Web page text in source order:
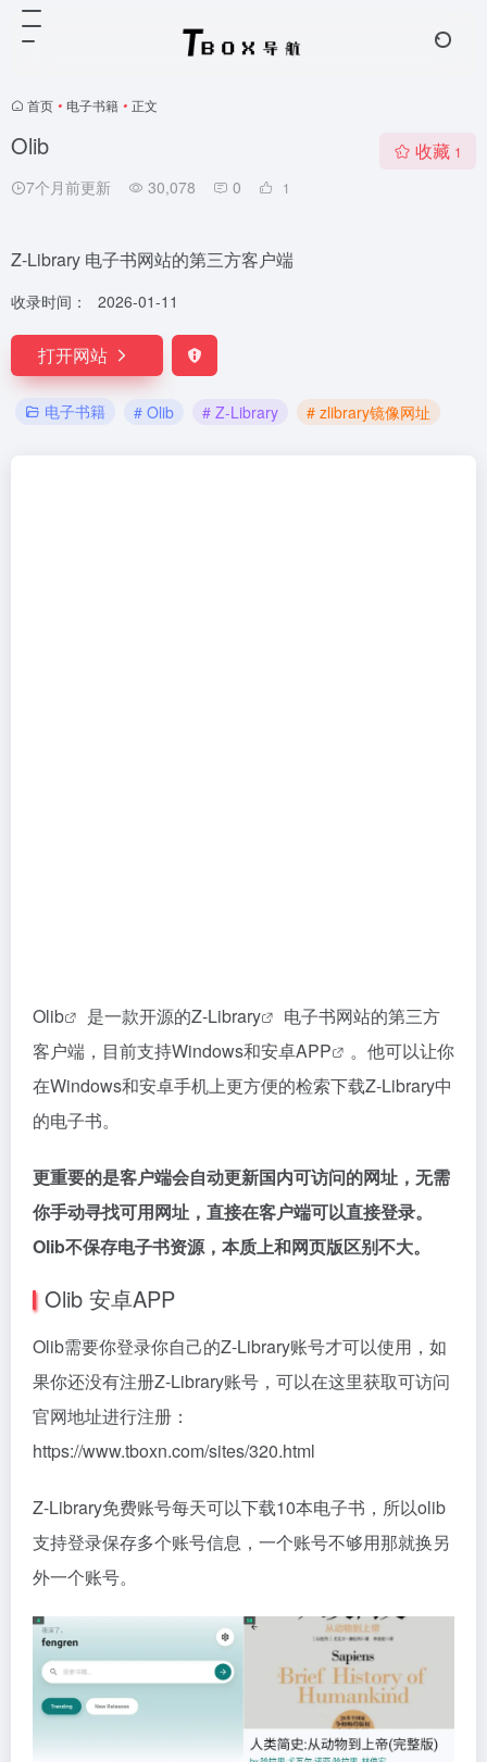
首页 • 电子书籍 • 正文
Olib
7个月前更新 30,078 0 1
收藏 1
Z-Library 电子书网站的第三方客户端
收录时间： 2026-01-11
打开网站
电子书籍 # Olib # Z-Library # zlibrary镜像网址
Olib 是一款开源的Z-Library
电子书网站的第三方
客户端，目前支持Windows和安卓APP
。他可以让你
在Windows和安卓手机上更方便的检索下载Z-Library中
的电子书。
更重要的是客户端会自动更新国内可访问的网址，无需
你手动寻找可用网址，直接在客户端可以直接登录。
Olib不保存电子书资源，本质上和网页版区别不大。
Olib 安卓APP
Olib需要你登录你自己的Z-Library账号才可以使用，如
果你还没有注册Z-Library账号，可以在这里获取可访问
官网地址进行注册：
https://www.tboxn.com/sites/320.html
Z-Library免费账号每天可以下载10本电子书，所以olib
支持登录保存多个账号信息，一个账号不够用那就换另
外一个账号。